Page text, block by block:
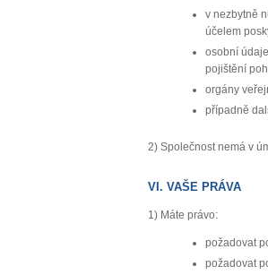
v nezbytně
účelem
osobní
pojištění
orgány
případně
2) Společnost nemá v
VI. VAŠE PRÁVA
1) Máte právo:
požadovat
požadovat